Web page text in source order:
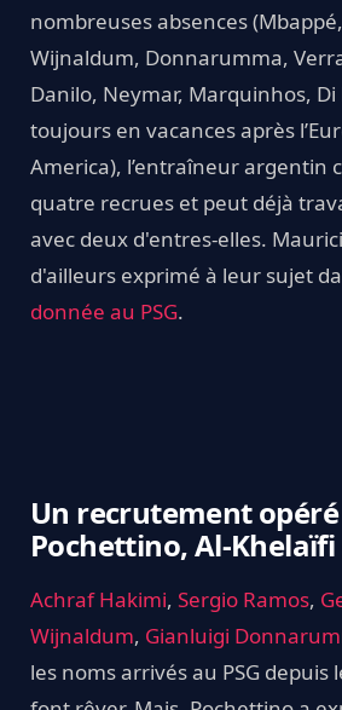
nombreuses absences
Wijnaldum, Donnarumma,
Danilo, Neymar, Marquinhos,
toujours en vacances après
America), l’entraîneur argentin
quatre recrues et peut déjà
avec deux d'entres-elles.
d'ailleurs exprimé à leur sujet
donnée au PSG.
Un recrutement
Pochettino, Al-
Achraf Hakimi, Sergio Ramos,
Wijnaldum, Gianluigi
les noms arrivés au PSG depuis